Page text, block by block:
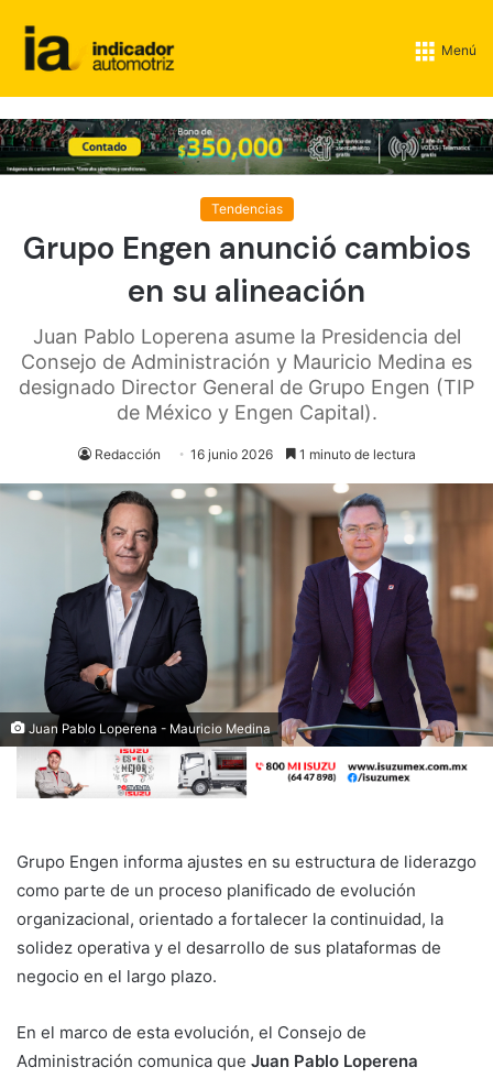
Menú
Tendencias
Grupo Engen anunció cambios
en su alineación
Juan Pablo Loperena asume la Presidencia del
Consejo de Administración y Mauricio Medina es
designado Director General de Grupo Engen (TIP
de México y Engen Capital).
Redacción 16 junio 2026 1 minuto de lectura
Juan Pablo Loperena - Mauricio Medina
Grupo Engen informa ajustes en su estructura de liderazgo
como parte de un proceso planificado de evolución
organizacional, orientado a fortalecer la continuidad, la
solidez operativa y el desarrollo de sus plataformas de
negocio en el largo plazo.
En el marco de esta evolución, el Consejo de
Administración comunica que Juan Pablo Loperena